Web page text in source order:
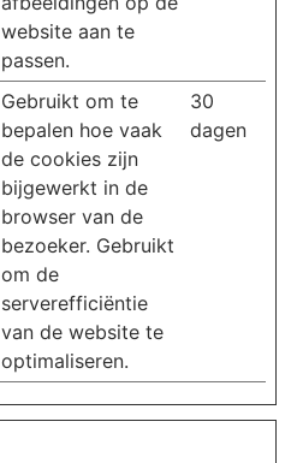
website aan te
passen.
Gebruikt om te
bepalen hoe vaak
de cookies zijn
bijgewerkt in de
browser van de
bezoeker. Gebruikt
om de
serverefficiëntie
van de website te
optimaliseren.
30
dagen